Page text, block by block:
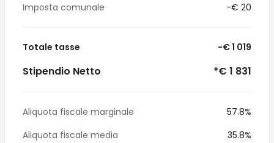
Imposta comunale
-€ 20
Totale tasse -€ 1 019
Stipendio Netto *€ 1 831
Aliquota fiscale marginale
57.8%
Aliquota fiscale media
35.8%